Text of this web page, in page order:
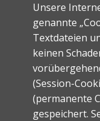
Unsere
genannte
Textdateien
keinen
(Session-
(permanente
gespeichert.